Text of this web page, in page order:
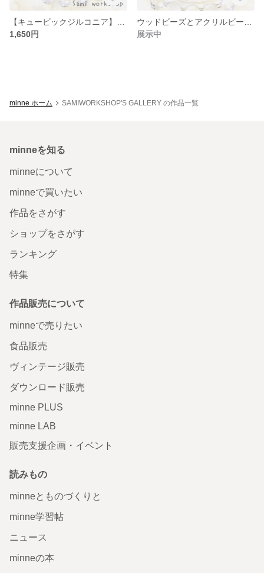
1,650円
展示中
minne ホーム SAMIWORKSHOP'S GALLERY の作品一覧
minneを知る
minneについて
minneで買いたい
作品をさがす
ショップをさがす
ランキング
特集
作品販売について
minneで売りたい
食品販売
ヴィンテージ販売
ダウンロード販売
minne PLUS
minne LAB
販売支援企画・イベント
読みもの
minneとものづくりと
minne学習帖
ニュース
minneの本